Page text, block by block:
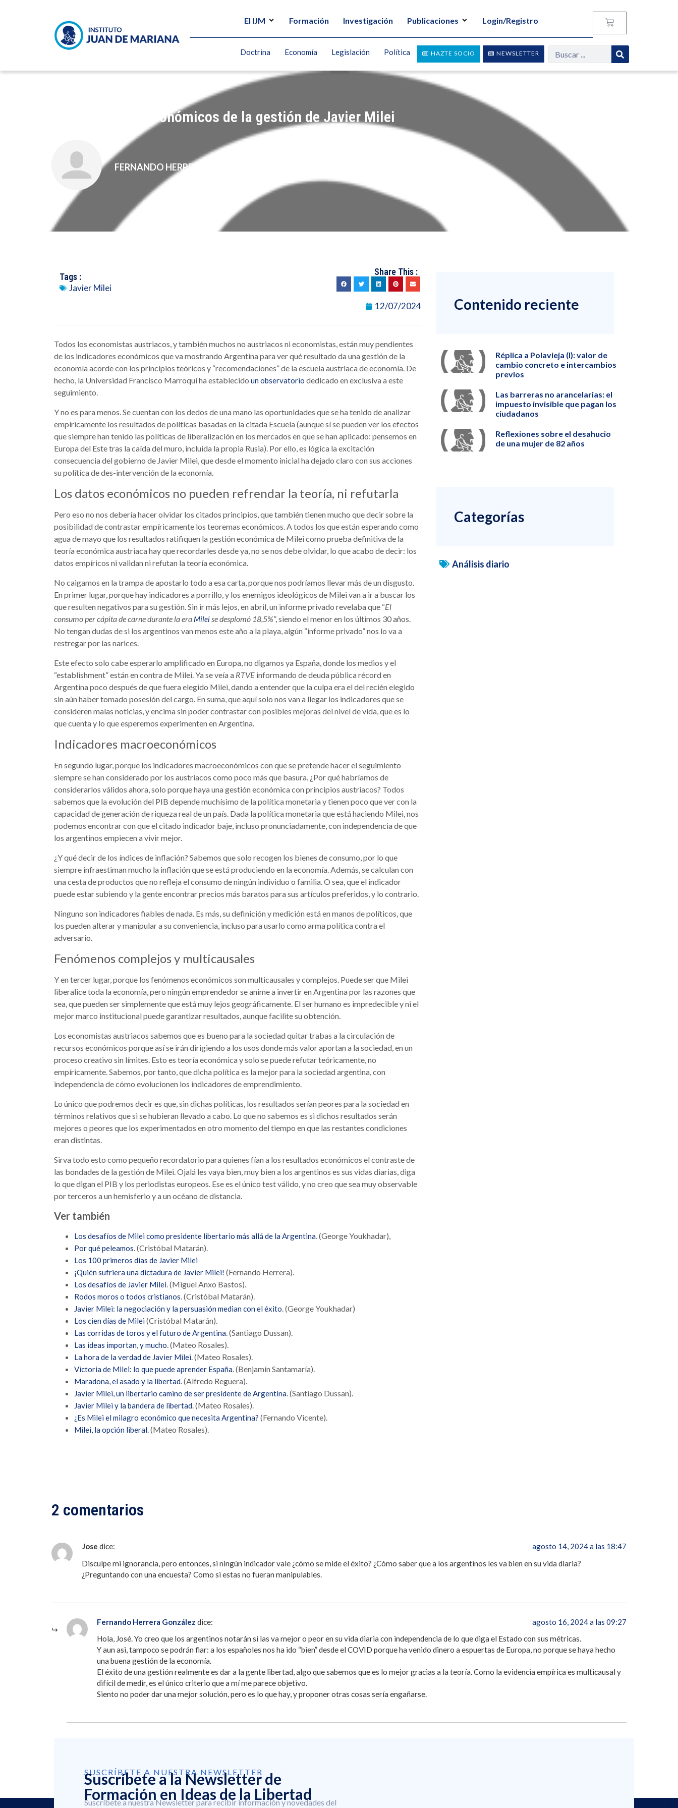
El IJM Formación Investigación Publicaciones Login/Registro
NEWSLETTER
HAZTE SOCIO
Doctrina Economía Legislación Política
Los resultados económicos de la gestión de Javier Milei
FERNANDO HERRERA
Tags :
Javier Milei
Share This :
12/07/2024
Todos los economistas austriacos, y también muchos no austriacos ni economistas, están muy pendientes
de los indicadores económicos que va mostrando Argentina para ver qué resultado da una gestión de la
economía acorde con los principios teóricos y “recomendaciones” de la escuela austriaca de economía. De
hecho, la Universidad Francisco Marroquí ha establecido un observatorio dedicado en exclusiva a este
seguimiento.
Y no es para menos. Se cuentan con los dedos de una mano las oportunidades que se ha tenido de analizar
empíricamente los resultados de políticas basadas en la citada Escuela (aunque sí se pueden ver los efectos
que siempre han tenido las políticas de liberalización en los mercados en que se han aplicado: pensemos en
Europa del Este tras la caída del muro, incluida la propia Rusia). Por ello, es lógica la excitación
consecuencia del gobierno de Javier Milei, que desde el momento inicial ha dejado claro con sus acciones
su política de des-intervención de la economía.
Los datos económicos no pueden refrendar la teoría, ni refutarla
Pero eso no nos debería hacer olvidar los citados principios, que también tienen mucho que decir sobre la
posibilidad de contrastar empíricamente los teoremas económicos. A todos los que están esperando como
agua de mayo que los resultados ratifiquen la gestión económica de Milei como prueba definitiva de la
teoría económica austriaca hay que recordarles desde ya, no se nos debe olvidar, lo que acabo de decir: los
datos empíricos ni validan ni refutan la teoría económica.
No caigamos en la trampa de apostarlo todo a esa carta, porque nos podríamos llevar más de un disgusto.
En primer lugar, porque hay indicadores a porrillo, y los enemigos ideológicos de Milei van a ir a buscar los
que resulten negativos para su gestión. Sin ir más lejos, en abril, un informe privado revelaba que “El
consumo per cápita de carne durante la era Mileise desplomó 18,5%”, siendo el menor en los últimos 30 años.
No tengan dudas de si los argentinos van menos este año a la playa, algún “informe privado” nos lo va a
restregar por las narices.
Este efecto solo cabe esperarlo amplificado en Europa, no digamos ya España, donde los medios y el
“establishment” están en contra de Milei. Ya se veía a RTVE informando de deuda pública récord en
Argentina poco después de que fuera elegido Milei, dando a entender que la culpa era el del recién elegido
sin aún haber tomado posesión del cargo. En suma, que aquí solo nos van a llegar los indicadores que se
consideren malas noticias, y encima sin poder contrastar con posibles mejoras del nivel de vida, que es lo
que cuenta y lo que esperemos experimenten en Argentina.
Indicadores macroeconómicos
En segundo lugar, porque los indicadores macroeconómicos con que se pretende hacer el seguimiento
siempre se han considerado por los austriacos como poco más que basura. ¿Por qué habríamos de
considerarlos válidos ahora, solo porque haya una gestión económica con principios austriacos? Todos
sabemos que la evolución del PIB depende muchísimo de la política monetaria y tienen poco que ver con la
capacidad de generación de riqueza real de un país. Dada la política monetaria que está haciendo Milei, nos
podemos encontrar con que el citado indicador baje, incluso pronunciadamente, con independencia de que
los argentinos empiecen a vivir mejor.
¿Y qué decir de los índices de inflación? Sabemos que solo recogen los bienes de consumo, por lo que
siempre infraestiman mucho la inflación que se está produciendo en la economía. Además, se calculan con
una cesta de productos que no refleja el consumo de ningún individuo o familia. O sea, que el indicador
puede estar subiendo y la gente encontrar precios más baratos para sus artículos preferidos, y lo contrario.
Ninguno son indicadores fiables de nada. Es más, su definición y medición está en manos de políticos, que
los pueden alterar y manipular a su conveniencia, incluso para usarlo como arma política contra el
adversario.
Fenómenos complejos y multicausales
Y en tercer lugar, porque los fenómenos económicos son multicausales y complejos. Puede ser que Milei
liberalice toda la economía, pero ningún emprendedor se anime a invertir en Argentina por las razones que
sea, que pueden ser simplemente que está muy lejos geográficamente. El ser humano es impredecible y ni el
mejor marco institucional puede garantizar resultados, aunque facilite su obtención.
Los economistas austriacos sabemos que es bueno para la sociedad quitar trabas a la circulación de
recursos económicos porque así se irán dirigiendo a los usos donde más valor aportan a la sociedad, en un
proceso creativo sin límites. Esto es teoría económica y solo se puede refutar teóricamente, no
empíricamente. Sabemos, por tanto, que dicha política es la mejor para la sociedad argentina, con
independencia de cómo evolucionen los indicadores de emprendimiento.
Lo único que podremos decir es que, sin dichas políticas, los resultados serían peores para la sociedad en
términos relativos que si se hubieran llevado a cabo. Lo que no sabemos es si dichos resultados serán
mejores o peores que los experimentados en otro momento del tiempo en que las restantes condiciones
eran distintas.
Sirva todo esto como pequeño recordatorio para quienes fían a los resultados económicos el contraste de
las bondades de la gestión de Milei. Ojalá les vaya bien, muy bien a los argentinos es sus vidas diarias, diga
lo que digan el PIB y los periodistas europeos. Ese es el único test válido, y no creo que sea muy observable
por terceros a un hemisferio y a un océano de distancia.
Ver también
Los desafíos de Milei como presidente libertario más allá de la Argentina. (George Youkhadar),
Por qué peleamos. (Cristóbal Matarán).
Los 100 primeros días de Javier Milei
¡Quién sufriera una dictadura de Javier Milei! (Fernando Herrera).
Los desafíos de Javier Milei. (Miguel Anxo Bastos).
Rodos moros o todos cristianos. (Cristóbal Matarán).
Javier Milei: la negociación y la persuasión median con el éxito. (George Youkhadar)
Los cien días de Milei (Cristóbal Matarán).
Las corridas de toros y el futuro de Argentina. (Santiago Dussan).
Las ideas importan, y mucho. (Mateo Rosales).
La hora de la verdad de Javier Milei. (Mateo Rosales).
Victoria de Milei: lo que puede aprender España. (Benjamín Santamaría).
Maradona, el asado y la libertad. (Alfredo Reguera).
Javier Milei, un libertario camino de ser presidente de Argentina. (Santiago Dussan).
Javier Milei y la bandera de libertad. (Mateo Rosales).
¿Es Milei el milagro económico que necesita Argentina? (Fernando Vicente).
Milei, la opción liberal. (Mateo Rosales).
Contenido reciente
Réplica a Polavieja (I): valor de
cambio concreto e intercambios
previos
Las barreras no arancelarias: el
impuesto invisible que pagan los
ciudadanos
Reflexiones sobre el desahucio
de una mujer de 82 años
Categorías
Análisis diario
2 comentarios
Jose dice:
agosto 14, 2024 a las 18:47
Disculpe mi ignorancia, pero entonces, si ningún indicador vale ¿cómo se mide el éxito? ¿Cómo saber que a los argentinos les va bien en su vida diaria?
¿Preguntando con una encuesta? Como si estas no fueran manipulables.
Fernando Herrera González dice:
agosto 16, 2024 a las 09:27
Hola, José. Yo creo que los argentinos notarán si las va mejor o peor en su vida diaria con independencia de lo que diga el Estado con sus métricas.
Y aun asi, tampoco se podrán fiar: a los españoles nos ha ido “bien” desde el COVID porque ha venido dinero a espuertas de Europa, no porque se haya hecho
una buena gestión de la economía.
El éxito de una gestión realmente es dar a la gente libertad, algo que sabemos que es lo mejor gracias a la teoría. Como la evidencia empírica es multicausal y
difícil de medir, es el único criterio que a mí me parece objetivo.
Siento no poder dar una mejor solución, pero es lo que hay, y proponer otras cosas sería engañarse.
SUSCRÍBETE A NUESTRA NEWSLETTER
Suscríbete a la Newsletter de
Formación en Ideas de la Libertad
Suscríbete a nuestra Newsletter para recibir información y novedades del